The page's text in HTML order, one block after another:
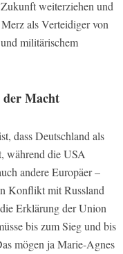
weiterziehen und
als Verteidiger von
militärischem
der Macht
dass Deutschland als
während die USA
andere Europäer –
Konflikt mit Russland
Erklärung der Union
bis zum Sieg und bis
mögen ja Marie-Agnes